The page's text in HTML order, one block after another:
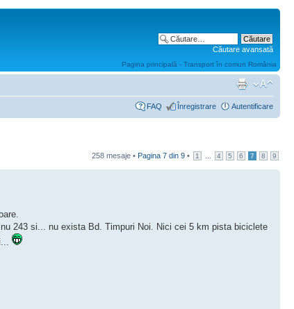
Căutare avansată
Pagina principală - Transport în comun România
FAQ Înregistrare Autentificare
258 mesaje • Pagina 7 din 9 • 1 4 5 6 7 8 9
243 si... nu exista Bd. Timpuri Noi. Nici cei 5 km pista biciclete